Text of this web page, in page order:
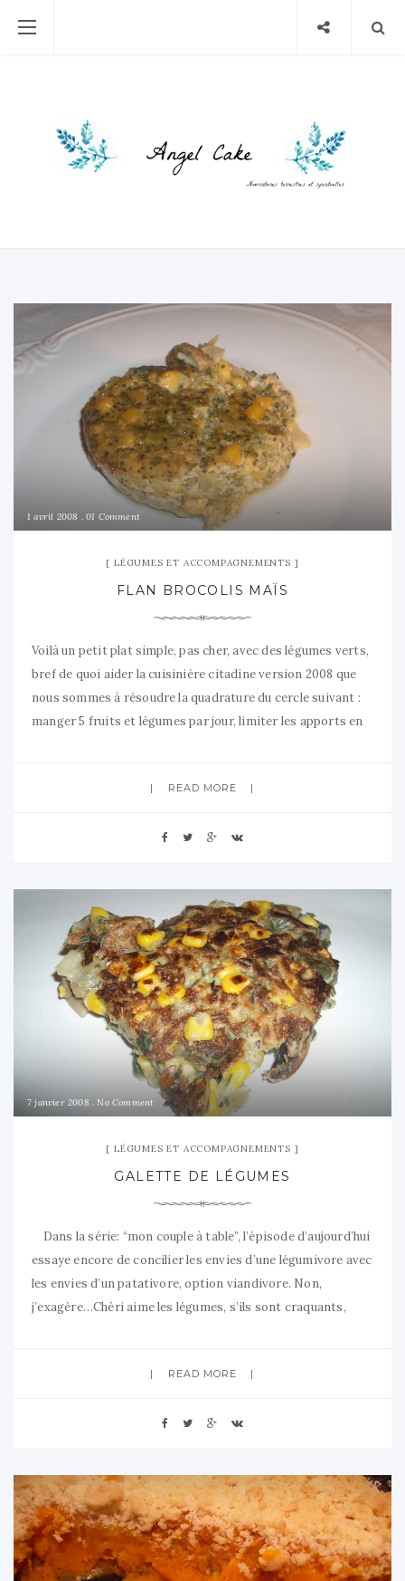
1 avril 2008 01 Comment
LÉGUMES ET ACCOMPAGNEMENTS
FLAN BROCOLIS MAÏS
Voilà un petit plat simple, pas cher, avec des légumes verts,
bref de quoi aider la cuisinière citadine version 2008 que
nous sommes à résoudre la quadrature du cercle suivant :
manger 5 fruits et légumes par jour, limiter les apports en
READ MORE
7 janvier 2008 No Comment
LÉGUMES ET ACCOMPAGNEMENTS
GALETTE DE LÉGUMES
Dans la série: “mon couple à table”, l’épisode d’aujourd’hui
essaye encore de concilier les envies d’une légumivore avec
les envies d’un patativore, option viandivore. Non,
j’exagère…Chéri aime les légumes, s’ils sont craquants,
READ MORE